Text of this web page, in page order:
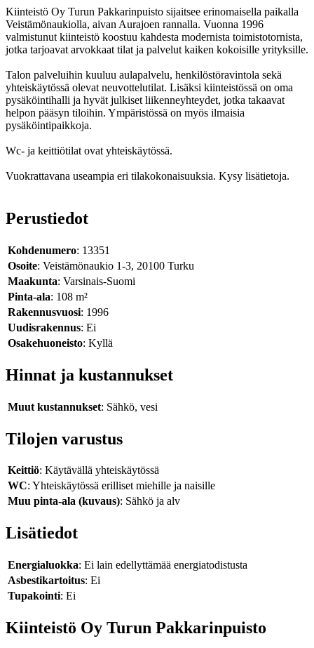
Kiinteistö Oy Turun Pakkarinpuisto sijaitsee erinomaisella paikalla
Veistämönaukiolla, aivan Aurajoen rannalla. Vuonna 1996
valmistunut kiinteistö koostuu kahdesta modernista toimistotornista,
jotka tarjoavat arvokkaat tilat ja palvelut kaiken kokoisille yrityksille.
Talon palveluihin kuuluu aulapalvelu, henkilöstöravintola sekä
yhteiskäytössä olevat neuvottelutilat. Lisäksi kiinteistössä on oma
pysäköintihalli ja hyvät julkiset liikenneyhteydet, jotka takaavat
helpon pääsyn tiloihin. Ympäristössä on myös ilmaisia
pysäköintipaikkoja.
Wc- ja keittiötilat ovat yhteiskäytössä.
Vuokrattavana useampia eri tilakokonaisuuksia. Kysy lisätietoja.
Perustiedot
Kohdenumero: 13351
Osoite: Veistämönaukio 1-3, 20100 Turku
Maakunta: Varsinais-Suomi
Pinta-ala: 108 m²
Rakennusvuosi: 1996
Uudisrakennus: Ei
Osakehuoneisto: Kyllä
Hinnat ja kustannukset
Muut kustannukset: Sähkö, vesi
Tilojen varustus
Keittiö: Käytävällä yhteiskäytössä
WC: Yhteiskäytössä erilliset miehille ja naisille
Muu pinta-ala (kuvaus): Sähkö ja alv
Lisätiedot
Energialuokka: Ei lain edellyttämää energiatodistusta
Asbestikartoitus: Ei
Tupakointi: Ei
Kiinteistö Oy Turun Pakkarinpuisto